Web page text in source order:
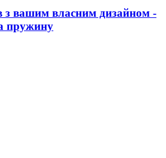
з вашим власним дизайном -
пружину